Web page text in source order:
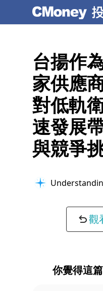
台揚作
家供應
對低軌
速發展
與競爭
觀
你覺得這